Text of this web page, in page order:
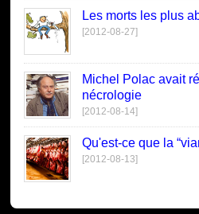
Les morts les plus
[2012-08-27]
Michel Polac avait
nécrologie
[2012-08-14]
Qu'est-ce que la
[2012-08-13]